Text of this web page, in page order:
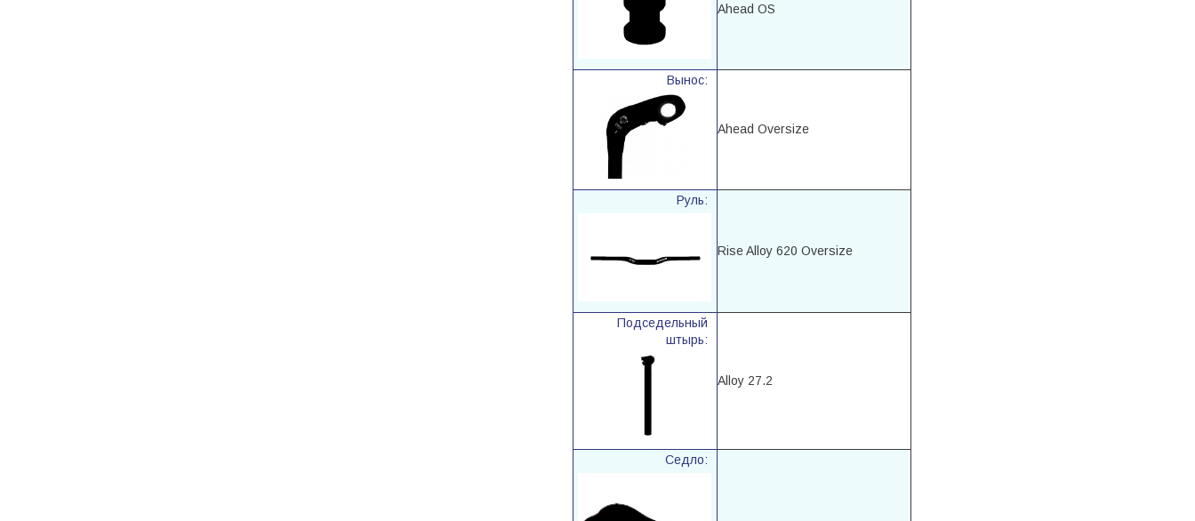
Ahead OS
Вынос:
Ahead Oversize
Руль:
Rise Alloy 620 Oversize
Подседельный
штырь:
Alloy 27.2
Седло: